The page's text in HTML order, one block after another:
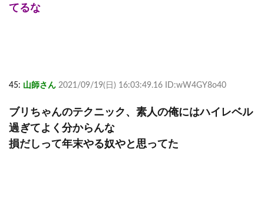
てるな
45: 山師さん 2021/09/19(日) 16:03:49.16 ID:wW4GY8o40
ブリちゃんのテクニック、素人の俺にはハイレベル
過ぎてよく分からんな
損だしって年末やる奴やと思ってた